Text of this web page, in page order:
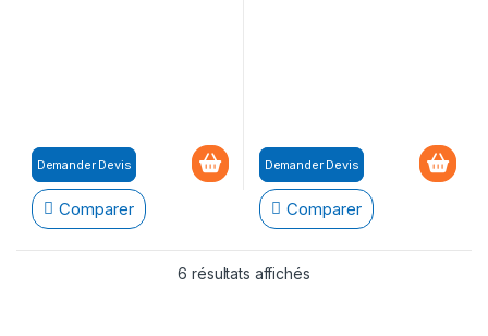
Demander Devis
Comparer
Demander Devis
Comparer
6 résultats affichés